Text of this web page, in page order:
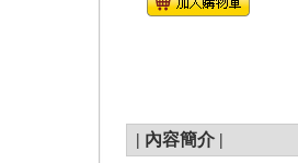
| 內容簡介 |